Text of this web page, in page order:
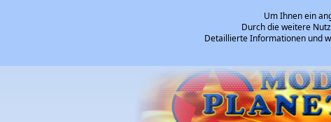
Um Ihnen ein
Durch die weitere
Detaillierte Informationen und